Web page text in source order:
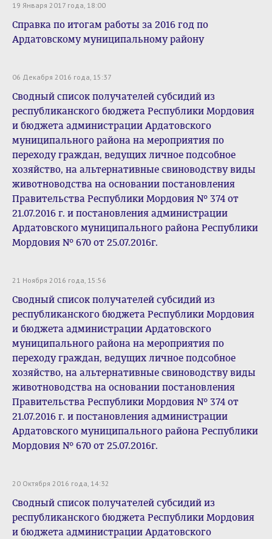
19 Января 2017 года, 18:00
Справка по итогам работы за 2016 год по
Ардатовскому муниципальному району
06 Декабря 2016 года, 15:37
Сводный список получателей субсидий из
республиканского бюджета Республики Мордовия
и бюджета администрации Ардатовского
муниципального района на мероприятия по
переходу граждан, ведущих личное подсобное
хозяйство, на альтернативные свиноводству виды
животноводства на основании постановления
Правительства Республики Мордовия № 374 от
21.07.2016 г. и постановления администрации
Ардатовского муниципального района Республики
Мордовия № 670 от 25.07.2016г.
21 Ноября 2016 года, 15:56
Сводный список получателей субсидий из
республиканского бюджета Республики Мордовия
и бюджета администрации Ардатовского
муниципального района на мероприятия по
переходу граждан, ведущих личное подсобное
хозяйство, на альтернативные свиноводству виды
животноводства на основании постановления
Правительства Республики Мордовия № 374 от
21.07.2016 г. и постановления администрации
Ардатовского муниципального района Республики
Мордовия № 670 от 25.07.2016г.
20 Октября 2016 года, 14:32
Сводный список получателей субсидий из
республиканского бюджета Республики Мордовия
и бюджета администрации Ардатовского